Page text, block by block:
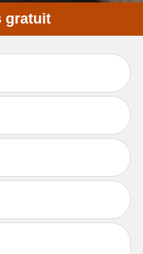
gratuit